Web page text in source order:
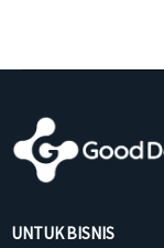
UNTUK BISNIS